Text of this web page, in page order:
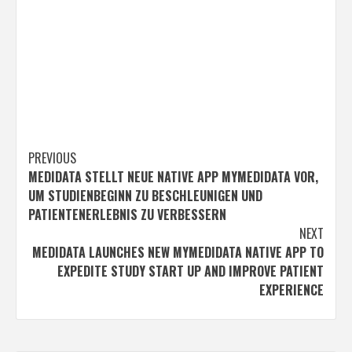
Post
navigation
PREVIOUS
MEDIDATA STELLT NEUE NATIVE APP MYMEDIDATA VOR,
UM STUDIENBEGINN ZU BESCHLEUNIGEN UND
PATIENTENERLEBNIS ZU VERBESSERN
NEXT
MEDIDATA LAUNCHES NEW MYMEDIDATA NATIVE APP TO
EXPEDITE STUDY START UP AND IMPROVE PATIENT
EXPERIENCE